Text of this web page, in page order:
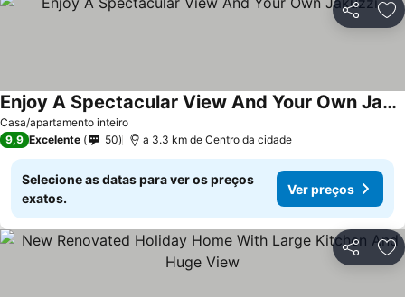
Partilhar
Casa/apartamento inteiro
Enjoy A Spectacular View And Your Own Jakuzzi
Ver preços
9,9 Excelente 50 a 3.3 km de Centro da cidade
Selecione as datas para ver os preços
exatos.
Ver preços
Partilhar